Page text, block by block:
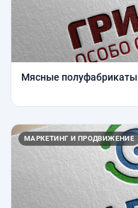
Мясные полуфабрикаты
МАРКЕТИНГ И ПРОДВИЖЕНИЕ